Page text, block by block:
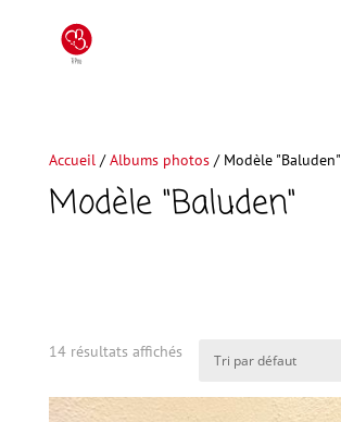
Accueil/Albums photos/ Modèle "Baluden"
Modèle "Baluden"
14 résultats affichés